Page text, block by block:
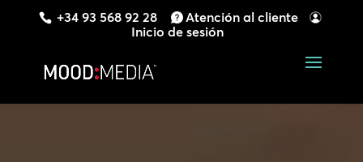
+34 93 568 92 28
Atención al cliente
Inicio de sesión